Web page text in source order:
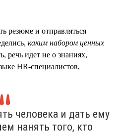
резюме и отправляться
каким набором ценных
речь идет не о знаниях,
HR-специалистов,
человека и дать ему
нанять того, кто